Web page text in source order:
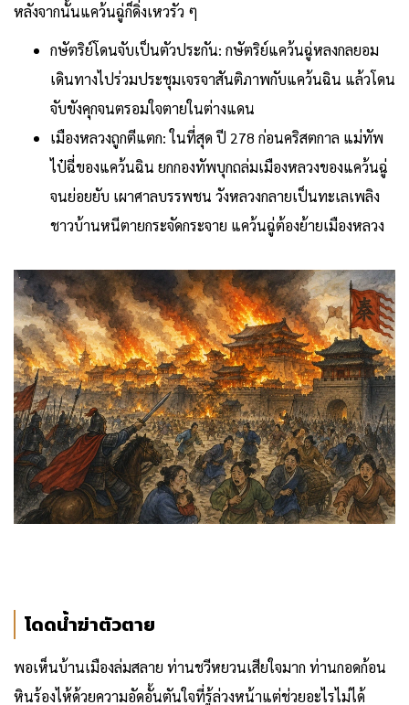
หลังจากนั้นแคว้นฉู่ก็ดิ่งเหวรัว ๆ
กษัตริย์โดนจับเป็นตัวประกัน: กษัตริย์แคว้นฉู่หลงกลยอม
เดินทางไปร่วมประชุมเจรจาสันติภาพกับแคว้นฉิน แล้วโดน
จับขังคุกจนตรอมใจตายในต่างแดน
เมืองหลวงถูกตีแตก: ในที่สุด ปี 278 ก่อนคริสตกาล แม่ทัพ
ไป๋ฉี่ของแคว้นฉิน ยกกองทัพบุกถล่มเมืองหลวงของแคว้นฉู่
จนย่อยยับ เผาศาลบรรพชน วังหลวงกลายเป็นทะเลเพลิง
ชาวบ้านหนีตายกระจัดกระจาย แคว้นฉู่ต้องย้ายเมืองหลวง
โดดน้ำฆ่าตัวตาย
พอเห็นบ้านเมืองล่มสลาย ท่านชวีหยวนเสียใจมาก ท่านกอดก้อน
หินร้องไห้ด้วยความอัดอั้นตันใจที่รู้ล่วงหน้าแต่ช่วยอะไรไม่ได้